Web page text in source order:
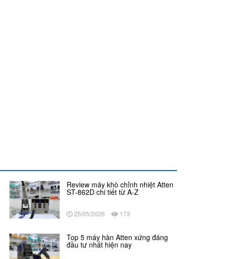
Review máy khò chỉnh nhiệt Atten
ST-862D chi tiết từ A-Z
25/05/2026 173
Top 5 máy hàn Atten xứng đáng
đầu tư nhất hiện nay